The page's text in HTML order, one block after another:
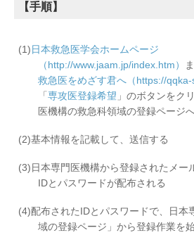
【手順】
日本救急医学会ホームページ
（http://www.jaam.jp/index.htm）
救急医をめざす君へ（https://qqka-
「 専攻医登録希望 」のボタンをク
医機構の救急科領域の登録ページへ
基本情報を記載して、送信する
日本専門医機構から登録されたメー
IDとパスワードが配布される
配布されたIDとパスワードで、日本
域の登録ページ」から登録作業を